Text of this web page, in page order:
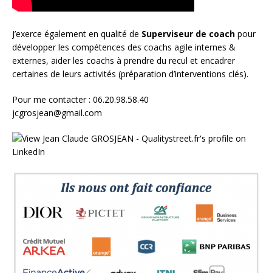
J’exerce également en qualité de Superviseur de coach pour
développer les compétences des coachs agile internes &
externes, aider les coachs à prendre du recul et encadrer
certaines de leurs activités (préparation d’interventions clés).
Pour me contacter : 06.20.98.58.40
jcgrosjean@gmail.com